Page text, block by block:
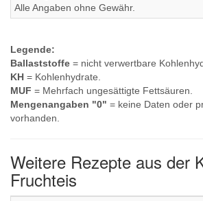
Alle Angaben ohne Gewähr.
Legende:
Ballaststoffe = nicht verwertbare
KH = Kohlenhydrate.
MUF = Mehrfach ungesättigte Fettsäuren.
Mengenangaben "0" = keine Daten oder
vorhanden.
Weitere Rezepte aus der
Fruchteis